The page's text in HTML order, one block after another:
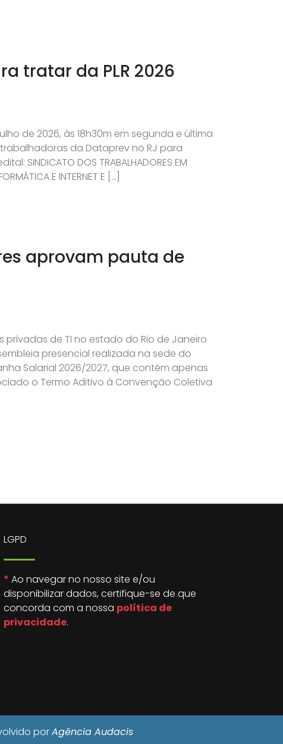
tratar da PLR 2026
de 2026, às 18h30m em segunda e última
da Dataprev no RJ para
SINDICATO DOS TRABALHADORES EM
E INTERNET E […]
aprovam pauta de
de TI no estado do Rio de Janeiro
presencial realizada na sede do
Salarial 2026/2027, que contém apenas
o Termo Aditivo à Convenção Coletiva
LGPD
* Ao navegar no nosso site e/ou
disponibilizar dados, certifique-se de que
concorda com a nossa política de
privacidade.
porAgência Audacis